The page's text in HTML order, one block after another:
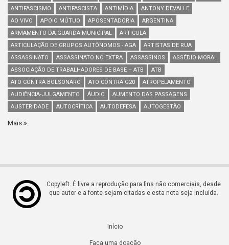
ANTIFASCISMO
ANTIFASCISTA ANTIMÍDIA
ANTONY DEVALLE
AO VIVO
APOIO MÚTUO APOSENTADORIA
ARGENTINA
ARMAMENTO DA GUARDA MUNICIPAL
ARTICULA
ARTICULAÇÃO DE GRUPOS AUTÔNOMOS - AGA
ARTISTAS DE RUA
ASSASSINATO
ASSASSINATO NO EXTRA ASSASSINOS
ASSÉDIO MORAL
ASSOCIAÇÃO DE TRABALHADORES DE BASE – ATB
ATB
ATO CONTRA BOLSONARO
ATO CONTRA G20
ATROPELAMENTO
AUDIÊNCIA-JULGAMENTO
ÁUDIO
AUMENTO DAS PASSAGENS
AUSTERIDADE
AUTOCRÍTICA AUTODEFESA AUTOGESTÃO
Mais
Copyleft. É livre a reprodução para fins não comerciais, desde
que autor e a fonte sejam citadas e esta nota seja incluída.
Início
Faça uma doação